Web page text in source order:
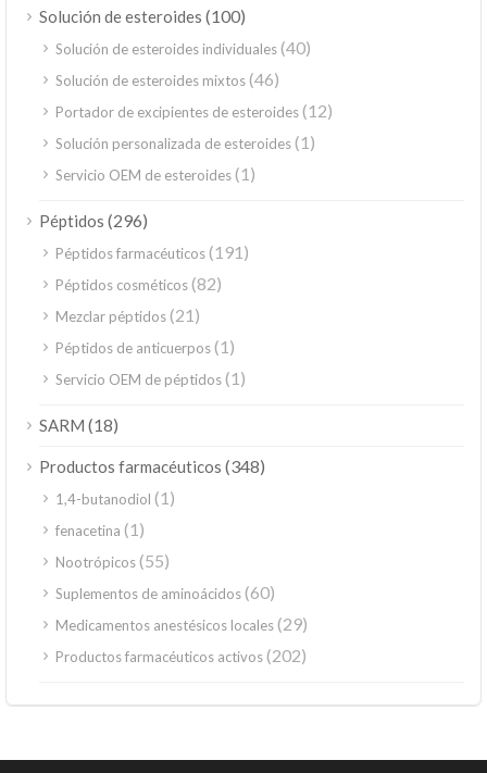
Solución de esteroides (100)
Solución de esteroides individuales(40)
Solución de esteroides mixtos(46)
Portador de excipientes de esteroides(12)
Solución personalizada de esteroides(1)
Servicio OEM de esteroides(1)
Péptidos (296)
Péptidos farmacéuticos(191)
Péptidos cosméticos(82)
Mezclar péptidos(21)
Péptidos de anticuerpos(1)
Servicio OEM de péptidos(1)
SARM (18)
Productos farmacéuticos (348)
1,4-butanodiol (1)
fenacetina (1)
Nootrópicos(55)
Suplementos de aminoácidos(60)
Medicamentos anestésicos locales(29)
Productos farmacéuticos activos(202)